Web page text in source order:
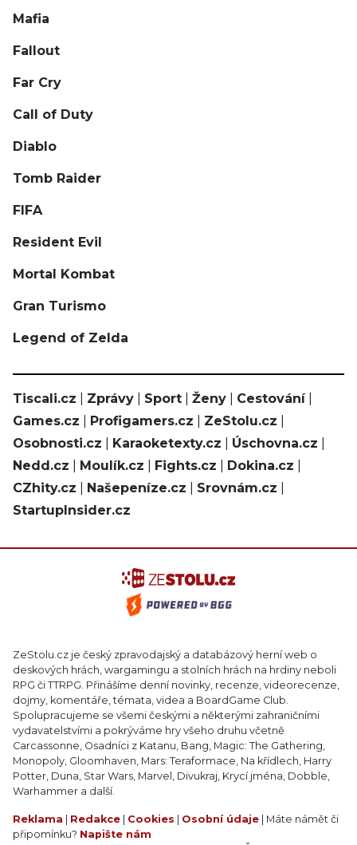
Mafia
Fallout
Far Cry
Call of Duty
Diablo
Tomb Raider
FIFA
Resident Evil
Mortal Kombat
Gran Turismo
Legend of Zelda
Tiscali.cz Zprávy Sport Ženy Cestování|
Games.cz
Profigamers.cz ZeStolu.cz
Osobnosti.cz
Karaoketexty.cz Úschovna.cz
Nedd.cz
Moulík.cz Fights.cz Dokina.cz
CZhity.cz
Našepeníze.cz Srovnám.cz
StartupInsider.cz
ZeStolu.cz je český zpravodajský a databázový herní web o
deskových hrách, wargamingu a stolních hrách na hrdiny neboli
RPG či TTRPG. Přinášíme denní novinky, recenze, videorecenze,
dojmy, komentáře, témata, videa a BoardGame Club.
Spolupracujeme se všemi českými a některými zahraničními
vydavatelstvími a pokrýváme hry všeho druhu včetně
Carcassonne, Osadníci z Katanu, Bang, Magic: The Gathering,
Monopoly, Gloomhaven, Mars: Teraformace, Na křídlech, Harry
Potter, Duna, Star Wars, Marvel, Divukraj, Krycí jména, Dobble,
Warhammer a další.
Reklama Redakce Cookies Osobní údaje | Máte námět či
připomínku? Napište nám